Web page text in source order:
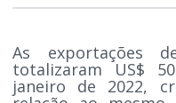
As exportações
totalizaram US$
janeiro de 2022,